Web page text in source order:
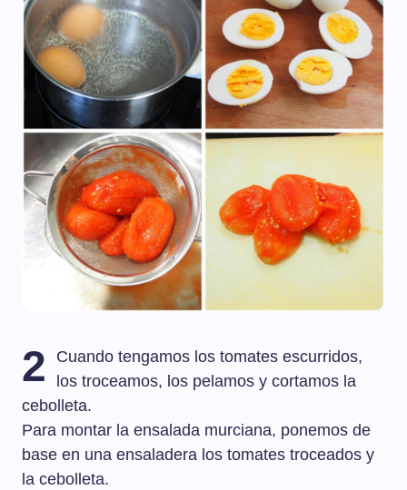
2
Cuando tengamos los tomates escurridos,
los troceamos, los pelamos y cortamos la
cebolleta.
Para montar la ensalada murciana, ponemos de
base en una ensaladera los tomates troceados y
la cebolleta.